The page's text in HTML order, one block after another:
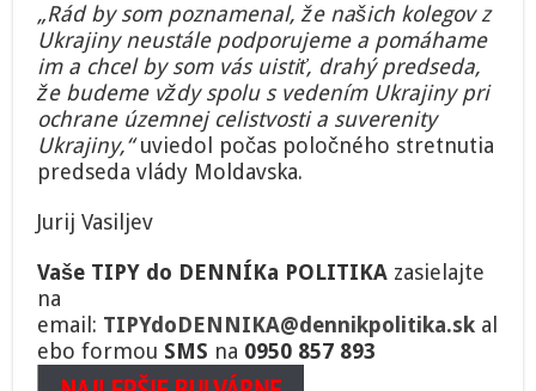
„Rád by som poznamenal, že našich kolegov z
Ukrajiny neustále podporujeme a pomáhame
im a chcel by som vás uistiť, drahý predseda,
že budeme vždy spolu s vedením Ukrajiny pri
ochrane územnej celistvosti a suverenity
Ukrajiny,“uviedol počas poločného stretnutia
predseda vlády Moldavska.
Jurij Vasiljev
Vaše TIPY do DENNÍKa POLITIKA zasielajte
na
email: TIPYdoDENNIKA@dennikpolitika.sk al
ebo formou SMS na 0950 857 893